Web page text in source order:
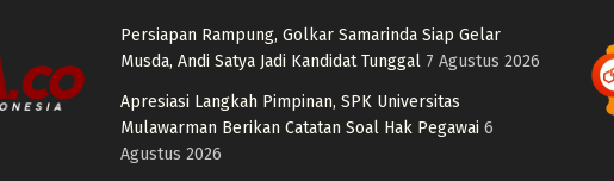
Persiapan Rampung, Golkar Samarinda Siap Gelar
Musda, Andi Satya Jadi Kandidat Tunggal 7 Agustus 2026
Apresiasi Langkah Pimpinan, SPK Universitas
Mulawarman Berikan Catatan Soal Hak Pegawai 6
Agustus 2026